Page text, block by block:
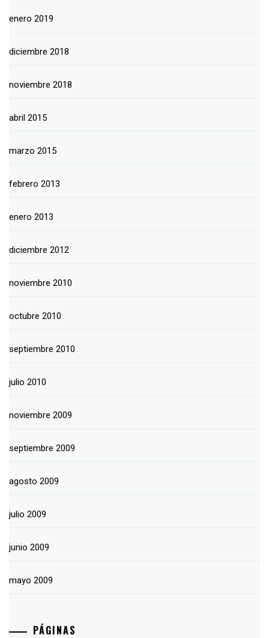
enero 2019
diciembre 2018
noviembre 2018
abril 2015
marzo 2015
febrero 2013
enero 2013
diciembre 2012
noviembre 2010
octubre 2010
septiembre 2010
julio 2010
noviembre 2009
septiembre 2009
agosto 2009
julio 2009
junio 2009
mayo 2009
PÁGINAS